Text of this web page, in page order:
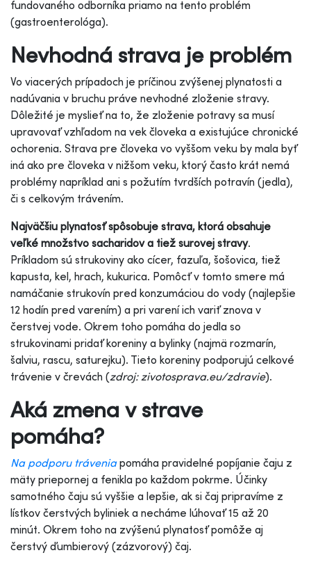
fundovaného odborníka priamo na tento problém
(gastroenterológa).
Nevhodná strava je problém
Vo viacerých prípadoch je príčinou zvýšenej plynatosti a
nadúvania v bruchu práve nevhodné zloženie stravy.
Dôležité je myslieť na to, že zloženie potravy sa musí
upravovať vzhľadom na vek človeka a existujúce chronické
ochorenia. Strava pre človeka vo vyššom veku by mala byť
iná ako pre človeka v nižšom veku, ktorý často krát nemá
problémy napríklad ani s požutím tvrdších potravín (jedla),
či s celkovým trávením.
Najväčšiu plynatosť spôsobuje strava, ktorá obsahuje
veľké množstvo sacharidov a tiež surovej stravy.
Príkladom sú strukoviny ako cícer, fazuľa, šošovica, tiež
kapusta, kel, hrach, kukurica. Pomôcť v tomto smere má
namáčanie strukovín pred konzumáciou do vody (najlepšie
12 hodín pred varením) a pri varení ich variť znova v
čerstvej vode. Okrem toho pomáha do jedla so
strukovinami pridať koreniny a bylinky (najmä rozmarín,
šalviu, rascu, saturejku). Tieto koreniny podporujú celkové
trávenie v črevách (zdroj: zivotosprava.eu/zdravie).
Aká zmena v strave
pomáha?
Na podporu tráveniapomáha pravidelné popíjanie čaju z
mäty priepornej a fenikla po každom pokrme. Účinky
samotného čaju sú vyššie a lepšie, ak si čaj pripravíme z
lístkov čerstvých byliniek a necháme lúhovať 15 až 20
minút. Okrem toho na zvýšenú plynatosť pomôže aj
čerstvý ďumbierový (zázvorový) čaj.